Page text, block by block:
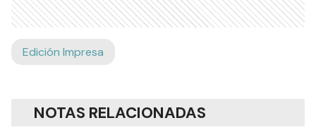
Edición Impresa
NOTAS RELACIONADAS